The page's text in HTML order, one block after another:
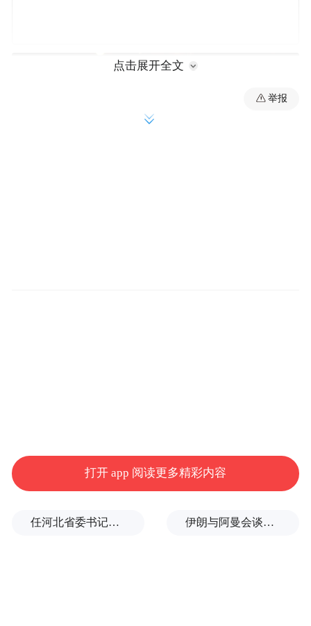
日，精心策划“1+4”内容矩阵，包含一场开幕
式和互动式宣传推介、沉浸式赏花、场景式
现一场高水平文化盛会。
点击展开全文
举报
打开 app 阅读更多精彩内容
任河北省委书记后，罗文首次调研 伊朗与阿曼会谈最新细节曝光